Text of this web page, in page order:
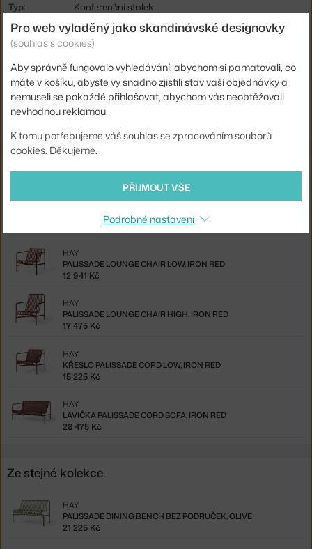
Typ:
Konferenční stolek
Kód produktu HAY-AC138-C457-B485
EAN
5710441328179
Ste zo Slovenska? Prejdite naZáhradný stolík Palissade Low
Table, iron red
Shopping from the EU? Switch to
Související produkty
PALISSADE LOUNGE SOFA, IRON RED
HAY
PALISSADE LOUNGE CHAIR LOW, IRON RED
HAY
12 941 Kč
PALISSADE LOUNGE CHAIR HIGH, IRON RED
HAY
17 475 Kč
KŘESLO PALISSADE CORD LOW, IRON RED
HAY
15 225 Kč
LAVIČKA PALISSADE CORD SOFA, IRON RED
HAY
28 475 Kč
Ze stejné kolekce
PALISSADE DINING BENCH BEZ PODRUČEK, OLIVE
HAY
21 225 Kč
Pro web vyladěný jako skandinávské designovky
(souhlas s cookies)
Aby správně fungovalo vyhledávání, abychom si pamatovali, co
máte v košíku, abyste vy snadno zjistili stav vaší objednávky a
nemuseli se pokaždé přihlašovat, abychom vás neobtěžovali
nevhodnou reklamou.
K tomu potřebujeme váš souhlas se zpracováním souborů
cookies. Děkujeme.
PŘIJMOUT VŠE
Podrobné nastavení